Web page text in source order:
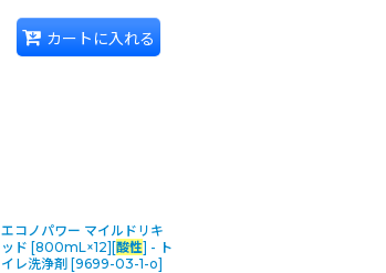
カートに入れる
エコノパワー マイルドリキ
ッド [800mL×12][酸性] - ト
イレ洗浄剤 [9699-03-1-o]